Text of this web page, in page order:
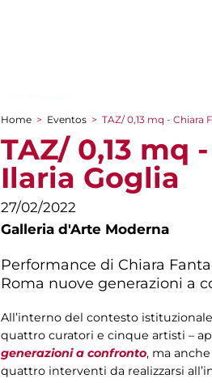
You are here
Home > Eventos > TAZ/ 0,13 mq - Chiara
TAZ/ 0,13 mq
Ilaria Goglia
27/02/2022
Galleria d'Arte Moderna
Performance di Chiara
Roma nuove generazioni a
All’interno del contesto
quattro curatori e cinque artisti –
generazioni a confronto, ma
quattro interventi da realizzarsi